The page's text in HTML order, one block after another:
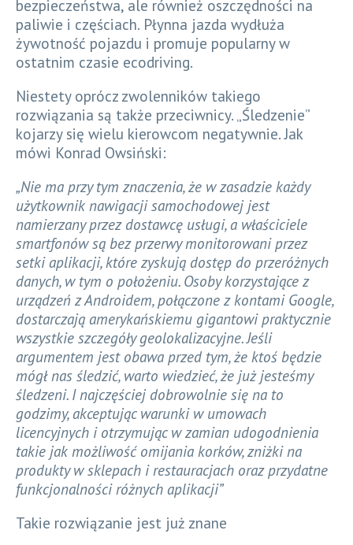
bezpieczeństwa, ale również oszczędności na
paliwie i częściach. Płynna jazda wydłuża
żywotność pojazdu i promuje popularny w
ostatnim czasie ecodriving.
Niestety oprócz zwolenników takiego
rozwiązania są także przeciwnicy. „Śledzenie”
kojarzy się wielu kierowcom negatywnie. Jak
mówi Konrad Owsiński:
„Nie ma przy tym znaczenia, że w zasadzie każdy
użytkownik nawigacji samochodowej jest
namierzany przez dostawcę usługi, a właściciele
smartfonów są bez przerwy monitorowani przez
setki aplikacji, które zyskują dostęp do przeróżnych
danych, w tym o położeniu. Osoby korzystające z
urządzeń z Androidem, połączone z kontami Google,
dostarczają amerykańskiemu gigantowi praktycznie
wszystkie szczegóły geolokalizacyjne. Jeśli
argumentem jest obawa przed tym, że ktoś będzie
mógł nas śledzić, warto wiedzieć, że już jesteśmy
śledzeni. I najczęściej dobrowolnie się na to
godzimy, akceptując warunki w umowach
licencyjnych i otrzymując w zamian udogodnienia
takie jak możliwość omijania korków, zniżki na
produkty w sklepach i restauracjach oraz przydatne
funkcjonalności różnych aplikacji”
Takie rozwiązanie jest już znane